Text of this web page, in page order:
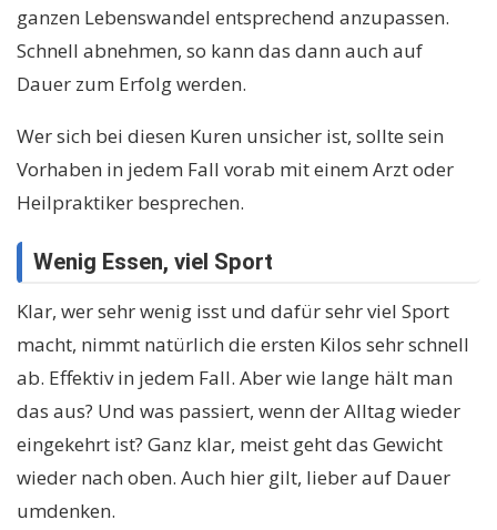
ganzen Lebenswandel entsprechend anzupassen.
Schnell abnehmen, so kann das dann auch auf
Dauer zum Erfolg werden.
Wer sich bei diesen Kuren unsicher ist, sollte sein
Vorhaben in jedem Fall vorab mit einem Arzt oder
Heilpraktiker besprechen.
Wenig Essen, viel Sport
Klar, wer sehr wenig isst und dafür sehr viel Sport
macht, nimmt natürlich die ersten Kilos sehr schnell
ab. Effektiv in jedem Fall. Aber wie lange hält man
das aus? Und was passiert, wenn der Alltag wieder
eingekehrt ist? Ganz klar, meist geht das Gewicht
wieder nach oben. Auch hier gilt, lieber auf Dauer
umdenken.